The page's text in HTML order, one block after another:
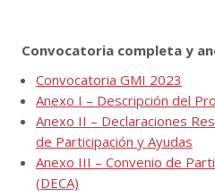
Convocatoria completa y
Convocatoria GMI 2023
Anexo I – Descripción del
Anexo II – Declaraciones
de Participación y Ayudas
Anexo III – Convenio de
(DECA)